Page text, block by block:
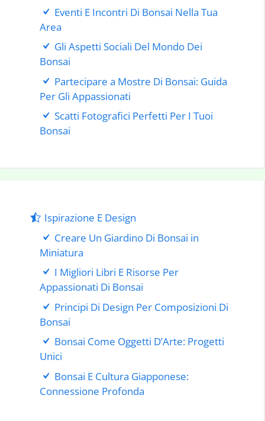
Eventi E Incontri Di Bonsai Nella Tua
Area
Gli Aspetti Sociali Del Mondo Dei
Bonsai
Partecipare a Mostre Di Bonsai: Guida
Per Gli Appassionati
Scatti Fotografici Perfetti Per I Tuoi
Bonsai
Ispirazione E Design
Creare Un Giardino Di Bonsai in
Miniatura
I Migliori Libri E Risorse Per
Appassionati Di Bonsai
Principi Di Design Per Composizioni Di
Bonsai
Bonsai Come Oggetti D’Arte: Progetti
Unici
Bonsai E Cultura Giapponese:
Connessione Profonda